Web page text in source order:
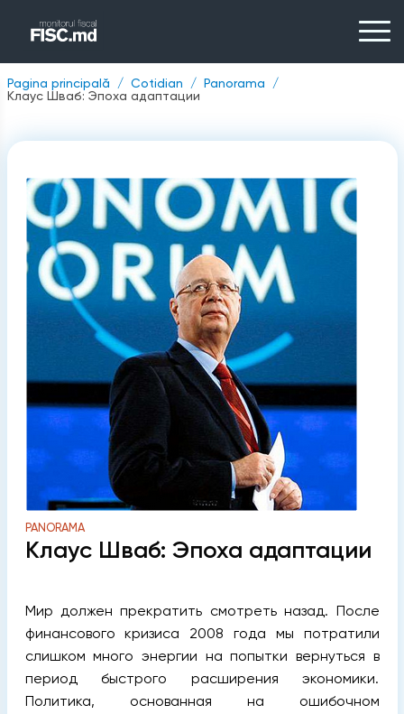
Pagina principală Cotidian
Panorama
Клаус Шваб: Эпоха адаптации
PANORAMA
Клаус Шваб: Эпоха адаптации
Мир должен прекратить смотреть назад. После
финансового кризиса 2008 года мы потратили
слишком много энергии на попытки вернуться в
период быстрого расширения экономики.
Политика, основанная на ошибочном